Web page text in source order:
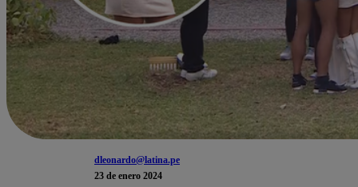
dleonardo@latina.pe
23 de enero 2024